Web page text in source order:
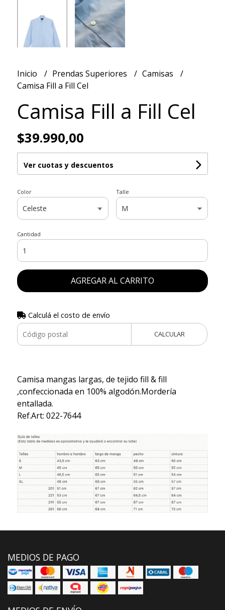
Inicio Prendas Superiores
Camisas
Camisa Fill a Fill Cel
Camisa Fill a Fill Cel
$39.990,00
Ver cuotas y descuentos
Color Talle
Cantidad
AGREGAR AL CARRITO
Calculá el costo de envío
CALCULAR
Camisa mangas largas, de tejido fill & fill
,confeccionada en 100% algodón.Mordería
entallada.
Ref.Art: 022-7644
MEDIOS DE PAGO